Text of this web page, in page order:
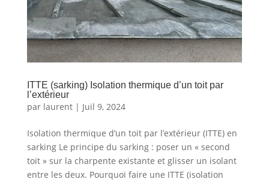
ITTE (sarking) Isolation thermique d’un toit par
l’extérieur
par laurent| Juil 9, 2024
Isolation thermique d’un toit par l’extérieur (ITTE) en
sarking Le principe du sarking : poser un « second
toit » sur la charpente existante et glisser un isolant
entre les deux. Pourquoi faire une ITTE (isolation